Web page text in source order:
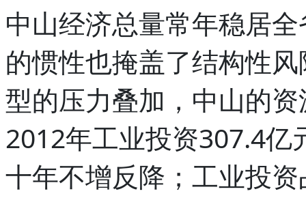
中山经济总量常年稳居
的惯性也掩盖了结构性
型的压力叠加，中山的
2012年工业投资307.4
十年不增反降；工业投